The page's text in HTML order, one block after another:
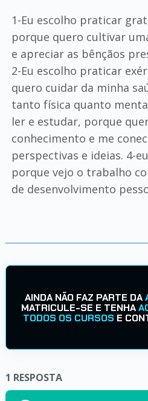
1-Eu escolho praticar
porque quero cultivar
e apreciar as bênçãos
2-Eu escolho praticar
quero cuidar da minha
tanto física quanto
ler e estudar, porque
conhecimento e me
perspectivas e ideias. 4-
porque vejo o trabalho
de desenvolvimento
AINDA NÃO FAZ PARTE DA
MATRICULE-SE E TENHA
TODOS OS CURSOS E
1 RESPOSTA